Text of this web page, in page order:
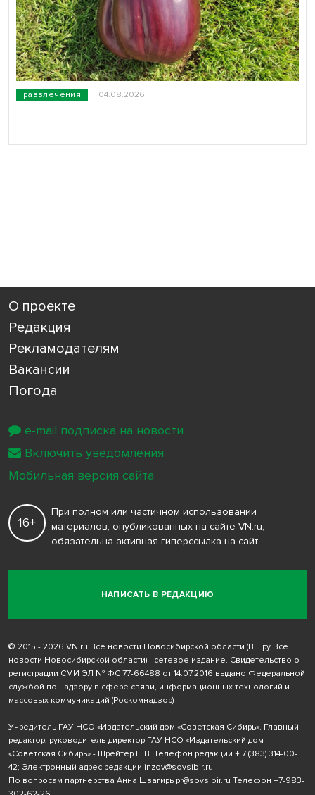
развлечения 04.08.2026
О проекте
Редакция
Рекламодателям
Вакансии
Погода
НАПИСАТЬ В РЕДАКЦИЮ
16+
При полном или частичном использовании
материалов, опубликованных на сайте VN.ru,
обязательна активная гиперссылка на сайт
© 2015 - 2026 VN.ru Все новости Новосибирской области (ВН.ру Все
новости Новосибирской области) - сетевое издание. Свидетельство о
регистрации СМИ ЭЛ № ФС 77-66488 от 14.07.2016 выдано Федеральной
службой по надзору в сфере связи, информационных технологий и
массовых коммуникаций (Роскомнадзор)
Учредитель ГАУ НСО «Издательский дом «Советская Сибирь». Главный
редактор, руководитель-директор ГАУ НСО «Издательский дом
«Советская Сибирь» - Шрейтер Н.В. Телефон редакции + 7 (383) 314-00-
42; Электронный адрес редакции inzov@sovsibir.ru
По вопросам партнерства Анна Швагирь pr@sovsibir.ru Телефон +7-983-
e-mail подписка на новости
Включить уведомления
Мобильная версия сайта